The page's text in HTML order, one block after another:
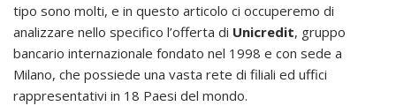
tipo sono molti, e in questo articolo ci occuperemo di
analizzare nello specifico l’offerta di Unicredit, gruppo
bancario internazionale fondato nel 1998 e con sede a
Milano, che possiede una vasta rete di filiali ed uffici
rappresentativi in 18 Paesi del mondo.